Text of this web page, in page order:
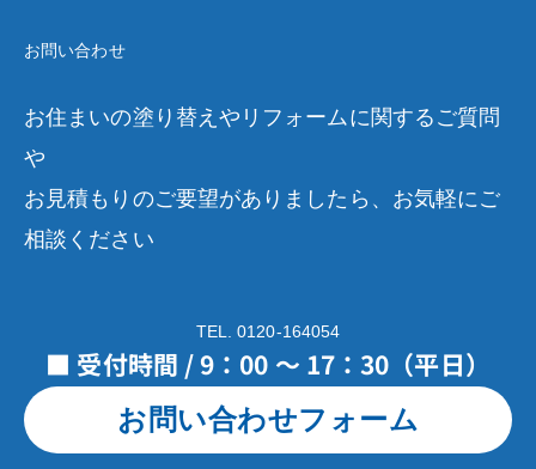
お問い合わせ
お住まいの塗り替えやリフォームに関するご質問
や
お見積もりのご要望がありましたら、お気軽にご
相談ください
TEL. 0120-164054
■ 受付時間 / 9：00 ～ 17：30（平日）
お問い合わせフォーム